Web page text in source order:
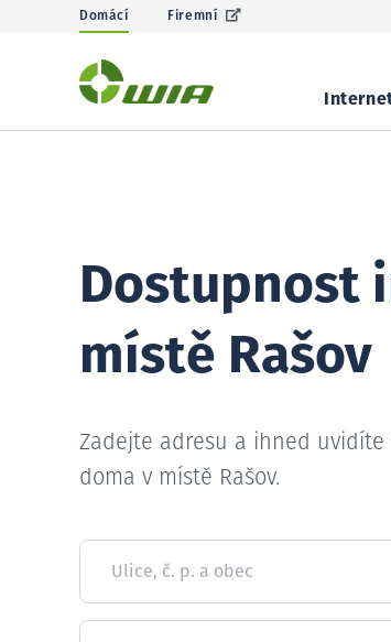
Domácí Firemní
Dostupnost
místě Rašov
Zadejte adresu a ihned
doma v místě Rašov.
Ulice, č. p. a obec